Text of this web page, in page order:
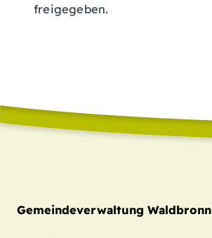
freigegeben.
Gemeindeverwaltung Waldbronn